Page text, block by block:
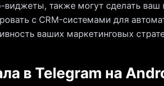
также могут сделать ваш
с CRM-системами для
ваших маркетинговых
в Telegram на